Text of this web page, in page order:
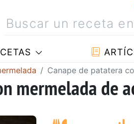
Canape de patatera
mermelada de